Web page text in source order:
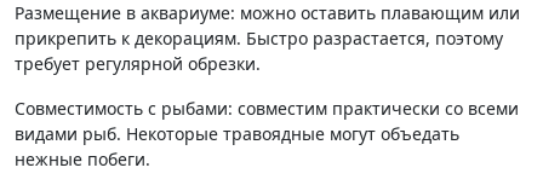
Размещение в аквариуме: можно оставить плавающим или
прикрепить к декорациям. Быстро разрастается, поэтому
требует регулярной обрезки.
Совместимость с рыбами: совместим практически со всеми
видами рыб. Некоторые травоядные могут объедать
нежные побеги.